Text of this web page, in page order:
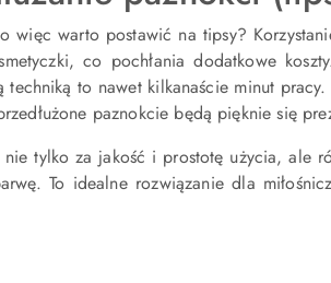
więc warto postawić na tipsy?
co pochłania dodatkowe
to nawet kilkanaście minut
paznokcie będą pięknie się
tylko za jakość i prostotę użycia, ale
To idealne rozwiązanie dla